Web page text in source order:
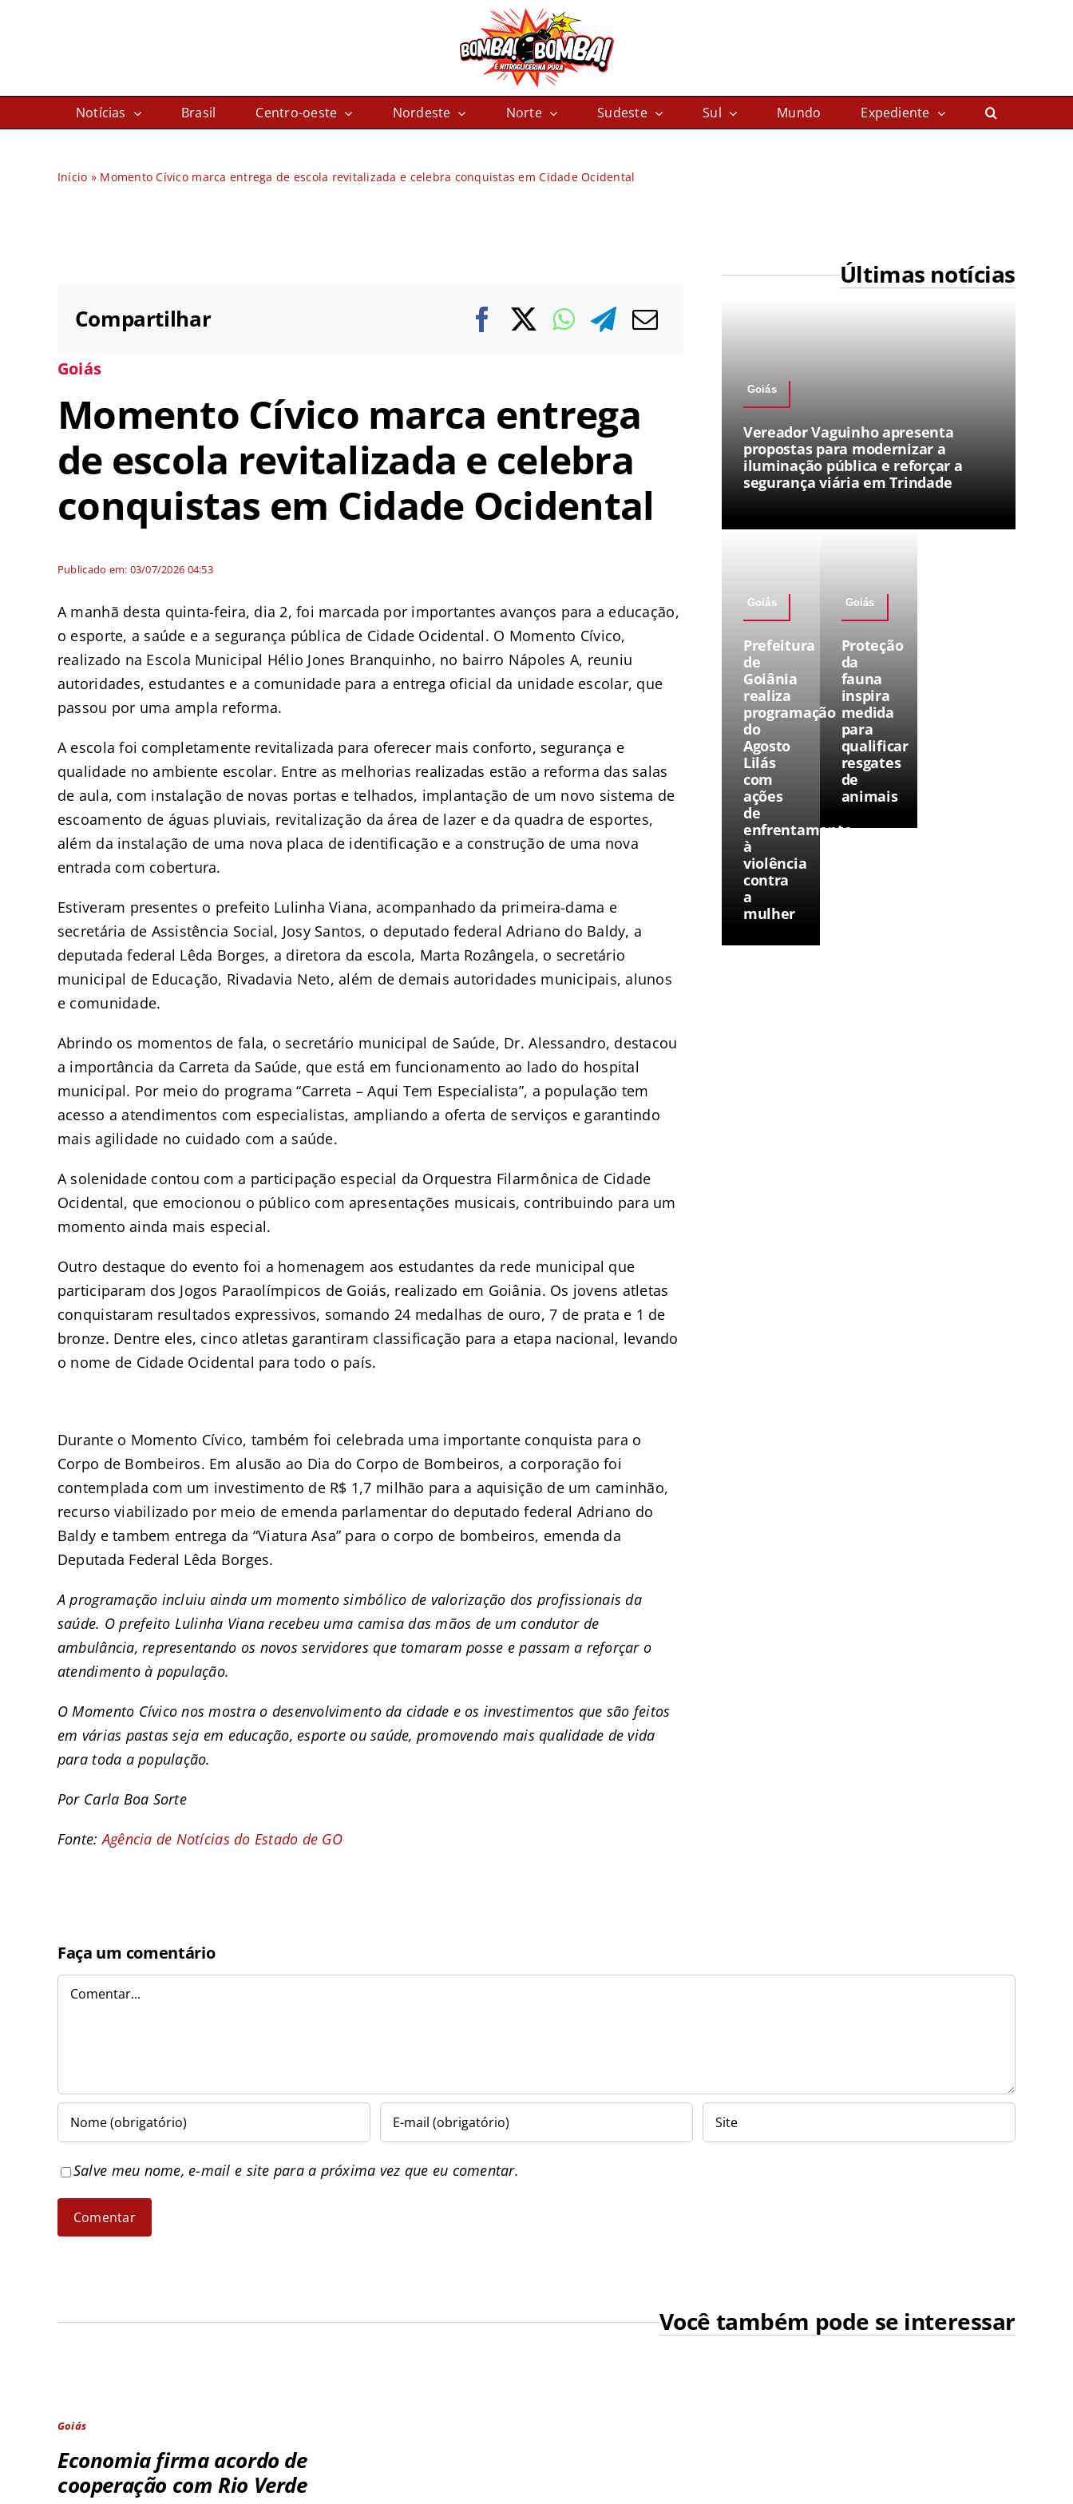
Notícias Brasil Centro-oeste Nordeste Norte Sudeste Sul Mundo Expediente
Início » Momento Cívico marca entrega de escola revitalizada e celebra conquistas em Cidade Ocidental
Compartilhar
Goiás
Momento Cívico marca entrega
de escola revitalizada e celebra
conquistas em Cidade Ocidental
Publicado em: 03/07/2026 04:53
A manhã desta quinta-feira, dia 2, foi marcada por importantes avanços para a educação,
o esporte, a saúde e a segurança pública de Cidade Ocidental. O Momento Cívico,
realizado na Escola Municipal Hélio Jones Branquinho, no bairro Nápoles A, reuniu
autoridades, estudantes e a comunidade para a entrega oficial da unidade escolar, que
passou por uma ampla reforma.
A escola foi completamente revitalizada para oferecer mais conforto, segurança e
qualidade no ambiente escolar. Entre as melhorias realizadas estão a reforma das salas
de aula, com instalação de novas portas e telhados, implantação de um novo sistema de
escoamento de águas pluviais, revitalização da área de lazer e da quadra de esportes,
além da instalação de uma nova placa de identificação e a construção de uma nova
entrada com cobertura.
Estiveram presentes o prefeito Lulinha Viana, acompanhado da primeira-dama e
secretária de Assistência Social, Josy Santos, o deputado federal Adriano do Baldy, a
deputada federal Lêda Borges, a diretora da escola, Marta Rozângela, o secretário
municipal de Educação, Rivadavia Neto, além de demais autoridades municipais, alunos
e comunidade.
Abrindo os momentos de fala, o secretário municipal de Saúde, Dr. Alessandro, destacou
a importância da Carreta da Saúde, que está em funcionamento ao lado do hospital
municipal. Por meio do programa “Carreta – Aqui Tem Especialista”, a população tem
acesso a atendimentos com especialistas, ampliando a oferta de serviços e garantindo
mais agilidade no cuidado com a saúde.
A solenidade contou com a participação especial da Orquestra Filarmônica de Cidade
Ocidental, que emocionou o público com apresentações musicais, contribuindo para um
momento ainda mais especial.
Outro destaque do evento foi a homenagem aos estudantes da rede municipal que
participaram dos Jogos Paraolímpicos de Goiás, realizado em Goiânia. Os jovens atletas
conquistaram resultados expressivos, somando 24 medalhas de ouro, 7 de prata e 1 de
bronze. Dentre eles, cinco atletas garantiram classificação para a etapa nacional, levando
o nome de Cidade Ocidental para todo o país.
Durante o Momento Cívico, também foi celebrada uma importante conquista para o
Corpo de Bombeiros. Em alusão ao Dia do Corpo de Bombeiros, a corporação foi
contemplada com um investimento de R$ 1,7 milhão para a aquisição de um caminhão,
recurso viabilizado por meio de emenda parlamentar do deputado federal Adriano do
Baldy e tambem entrega da “Viatura Asa” para o corpo de bombeiros, emenda da
Deputada Federal Lêda Borges.
A programação incluiu ainda um momento simbólico de valorização dos profissionais da
saúde. O prefeito Lulinha Viana recebeu uma camisa das mãos de um condutor de
ambulância, representando os novos servidores que tomaram posse e passam a reforçar o
atendimento à população.
O Momento Cívico nos mostra o desenvolvimento da cidade e os investimentos que são feitos
em várias pastas seja em educação, esporte ou saúde, promovendo mais qualidade de vida
para toda a população.
Por Carla Boa Sorte
Fonte:Agência de Notícias do Estado de GO
Últimas notícias
Goiás
Vereador Vaguinho apresenta
propostas para modernizar a
iluminação pública e reforçar a
segurança viária em Trindade
Goiás
Prefeitura
de
Goiânia
realiza
programação
do
Agosto
Lilás
com
ações
de
enfrentamento
à
violência
contra
a
mulher
Goiás
Proteção
da
fauna
inspira
medida
para
qualificar
resgates
de
animais
Faça um comentário
Comentar
Salve meu nome, e-mail e site para a próxima vez que eu comentar.
Você também pode se interessar
Goiás
Economia firma acordo de
cooperação com Rio Verde